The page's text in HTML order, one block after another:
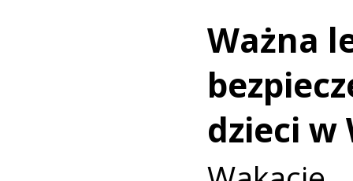
Ważna
dzieci w